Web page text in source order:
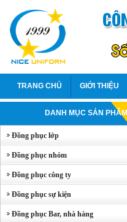
TRANG CHỦ GIỚI THIỆU
DANH MỤC SẢN PHẨM
Đồng phục lớp
Đồng phục nhóm
Đồng phục công ty
Đồng phục sự kiện
Đồng phục Bar, nhà hàng